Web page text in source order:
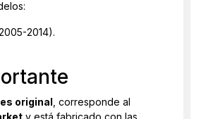
2014).
original , corresponde al